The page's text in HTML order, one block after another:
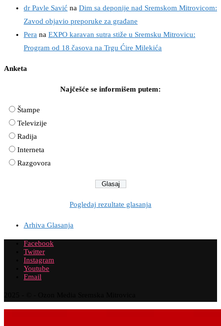
dr Pavle Savić na Dim sa deponije nad Sremskom Mitrovicom:
Zavod objavio preporuke za građane
Pera na EXPO karavan sutra stiže u Sremsku Mitrovicu:
Program od 18 časova na Trgu Ćire Milekića
Anketa
Najčešće se informišem putem:
Štampe
Televizije
Radija
Interneta
Razgovora
Pogledaj rezultate glasanja
Arhiva Glasanja
Facebook
Twitter
Instagram
Youtube
Email